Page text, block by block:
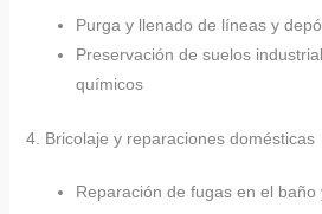
Purga y llenado de líneas y
Preservación de suelos
químicos
4. Bricolaje y reparaciones domésticas
Reparación de fugas en el baño